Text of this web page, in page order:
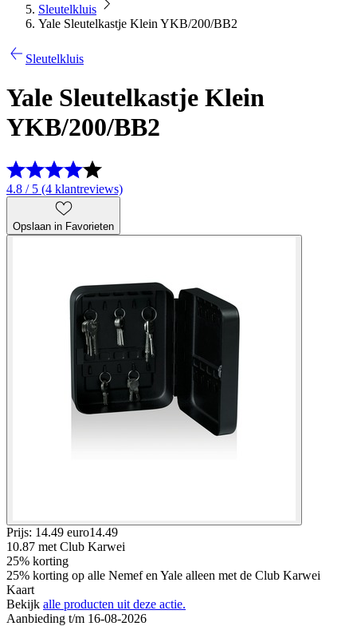
Sleutelkluis
Yale Sleutelkastje Klein YKB/200/BB2
Sleutelkluis
Yale Sleutelkastje Klein
YKB/200/BB2
4.8 / 5 (4 klantreviews)
Opslaan in Favorieten
Prijs: 14.49 euro14.49
10.87 met Club Karwei
25% korting
25% korting op alle Nemef en Yale alleen met de Club Karwei
Kaart
Bekijk alle producten uit deze actie.
Aanbieding t/m 16-08-2026